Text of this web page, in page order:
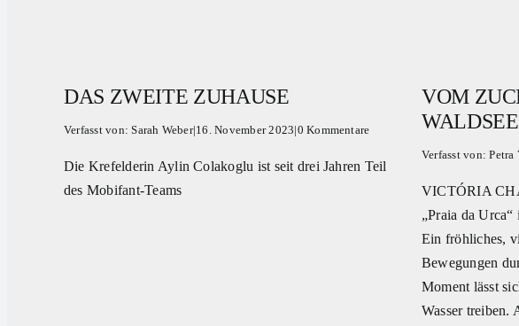
DAS ZWEITE ZUHAUSE
Verfasst von:Sarah Weber|16. November 2023|0 Kommentare
Die Krefelderin Aylin Colakoglu ist seit drei Jahren Teil
des Mobifant-Teams
VOM
WALDSEE
Verfasst von:Petra
VICTÓRIA
„Praia da
Ein fröhliches,
Bewegungen
Moment lässt
Wasser treiben.